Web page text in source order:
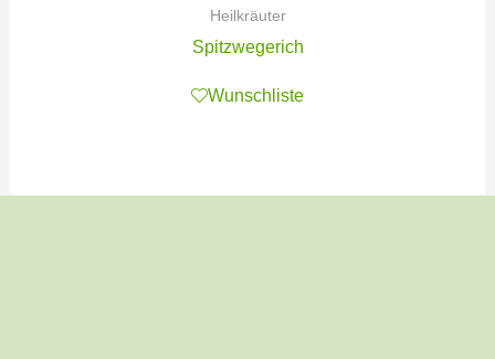
Heilkräuter
Spitzwegerich
Wunschliste